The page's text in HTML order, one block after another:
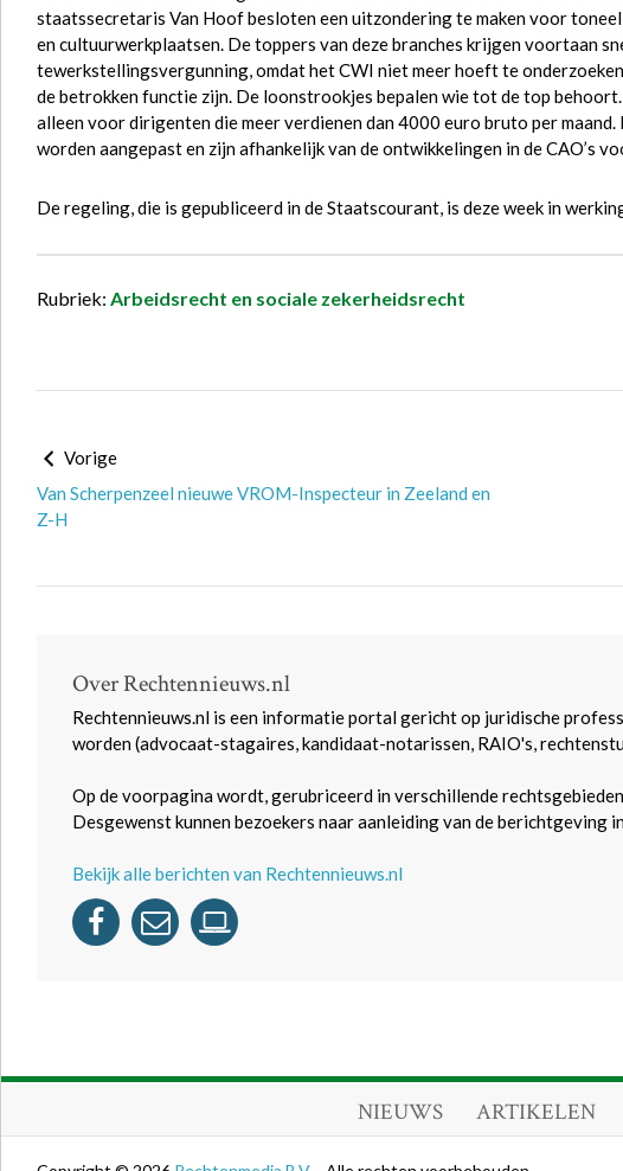
staatssecretaris Van Hoof besloten een uitzondering te maken voor
en cultuurwerkplaatsen. De toppers van deze branches krijgen voortaan
tewerkstellingsvergunning, omdat het CWI niet meer hoeft te
de betrokken functie zijn. De loonstrookjes bepalen wie tot de top
alleen voor dirigenten die meer verdienen dan 4000 euro bruto per
worden aangepast en zijn afhankelijk van de ontwikkelingen in de CAO’s
De regeling, die is gepubliceerd in de Staatscourant, is deze week in
Rubriek: Arbeidsrecht en sociale zekerheidsrecht
Vorige
Van Scherpenzeel nieuwe VROM-Inspecteur in Zeeland en
Z-H
Over Rechtennieuws.nl
Rechtennieuws.nl is een informatie portal gericht op juridische
worden (advocaat-stagaires, kandidaat-notarissen, RAIO's,
Op de voorpagina wordt, gerubriceerd in verschillende
Desgewenst kunnen bezoekers naar aanleiding van de berichtgeving
Bekijk alle berichten van Rechtennieuws.nl
NIEUWS ARTIKELEN